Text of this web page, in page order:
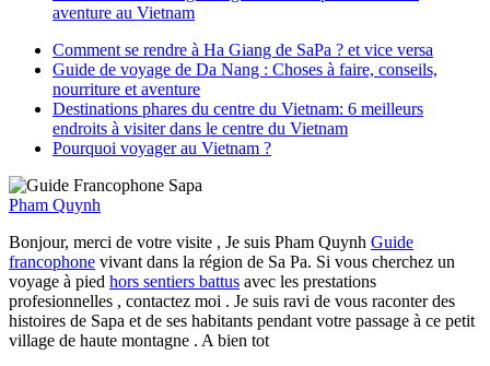
aventure au Vietnam
Comment se rendre à Ha Giang de SaPa ? et vice versa
Guide de voyage de Da Nang : Choses à faire, conseils,
nourriture et aventure
Destinations phares du centre du Vietnam: 6 meilleurs
endroits à visiter dans le centre du Vietnam
Pourquoi voyager au Vietnam ?
Pham Quynh
Bonjour, merci de votre visite , Je suis Pham Quynh Guide
francophone vivant dans la région de Sa Pa. Si vous cherchez un
voyage à pied hors sentiers battus avec les prestations
profesionnelles , contactez moi . Je suis ravi de vous raconter des
histoires de Sapa et de ses habitants pendant votre passage à ce petit
village de haute montagne . A bien tot